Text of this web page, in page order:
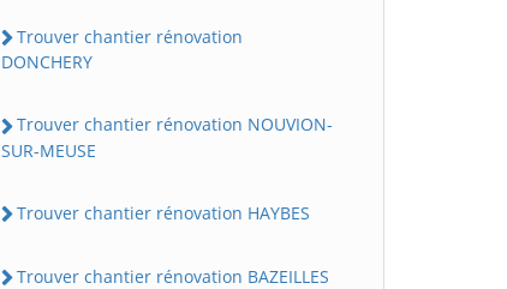
Trouver chantier rénovation
DONCHERY
Trouver chantier rénovation NOUVION-
SUR-MEUSE
Trouver chantier rénovation HAYBES
Trouver chantier rénovation BAZEILLES